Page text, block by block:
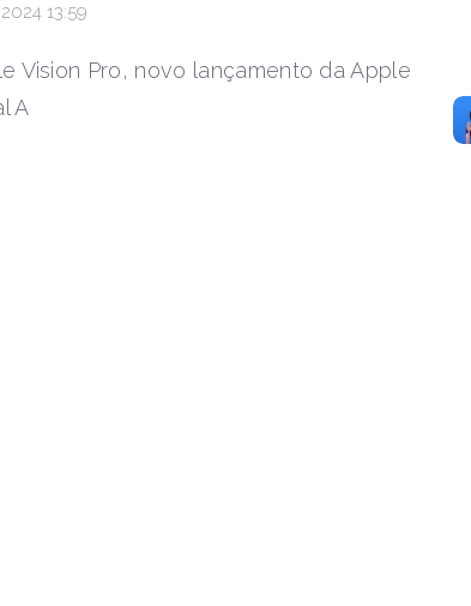
13:59
Vision Pro, novo lançamento da Apple
A